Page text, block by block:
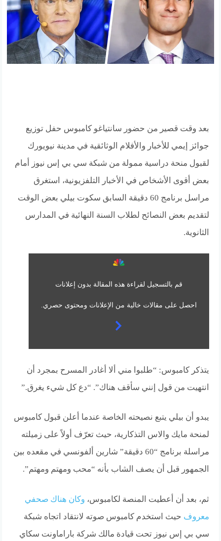
بعد وقت قصير من حضور سانتياغو كامبوس حفل توزيع
جوائز إيمي للأخبار والأفلام الوثائقية في مدينة نيويورك
لقبول منحة دراسية ممولة من شبكة سي بي إس نيوز أمام
بعض أقوى الأشخاص في الأخبار التلفزيونية، استغرق
مراسل برنامج 60 دقيقة السابق سكوت بيلي بعض الوقت
لتقديم بعض النصائح لطلاب السنة النهائية في المدارس
الثانوية.
قم بالتسجيل لقراءة هذه المقالة بدون إعلانات
احصل على مقالات خالية من الإعلانات ومحتوى حصري.
يتذكر كامبوس: “طلبوا مني ألا أغادر المسرح بمجرد أن
انتهيت من قول إنني سأقف هناك”. “دع كل شيء يغرق.”
يبدو أن بيلي يتبع نصيحته الخاصة عندما أعلن قبول كامبوس
لمنحة مايك والاس التذكارية، حيث تعرّف أولاً على زميلته
مراسلة برنامج “60 دقيقة” شارين ألفونسي في مقعده بين
الجمهور قبل أن يصف الشاب بأنه “محب ومهتم ومهتم”.
ثم، بعد أن أعطيت المنصة لكامبوس، وكان هناك صحفي
معروف حيث استخدم كامبوس صوته لانتقاد اتجاه شبكة
سي بي إس نيوز تحت قيادة مالك شركة باراماونت سكاي